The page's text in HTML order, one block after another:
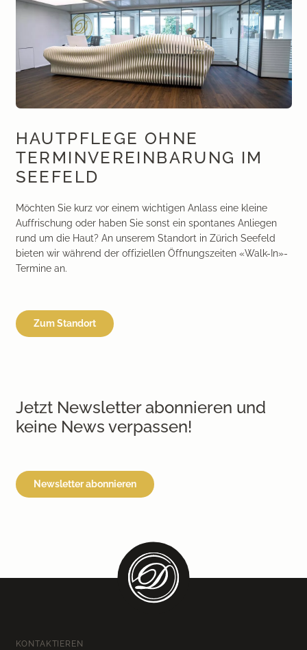
HAUTPFLEGE OHNE
TERMINVEREINBARUNG IM
SEEFELD
Möchten Sie kurz vor einem wichtigen Anlass eine kleine
Auffrischung oder haben Sie sonst ein spontanes Anliegen
rund um die Haut? An unserem Standort in Zürich Seefeld
bieten wir während der offiziellen Öffnungszeiten «Walk-In»-
Termine an.
Zum Standort
Jetzt Newsletter abonnieren und
keine News verpassen!
Newsletter abonnieren
KONTAKTIEREN